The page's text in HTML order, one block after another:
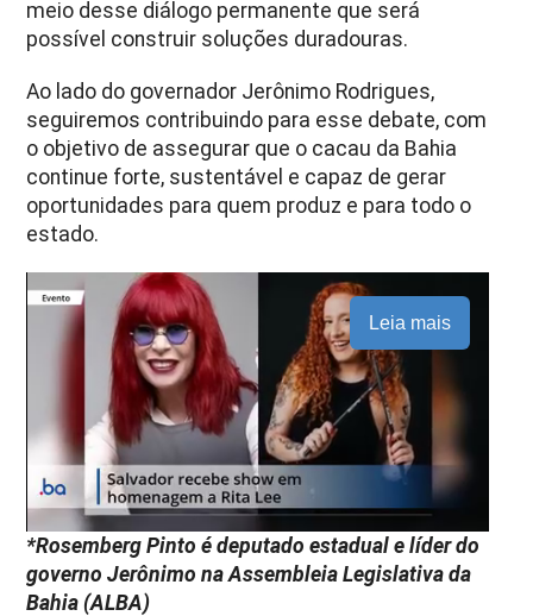
meio desse diálogo permanente que será
possível construir soluções duradouras.
Ao lado do governador Jerônimo Rodrigues,
seguiremos contribuindo para esse debate, com
o objetivo de assegurar que o cacau da Bahia
continue forte, sustentável e capaz de gerar
oportunidades para quem produz e para todo o
estado.
Leia mais
*Rosemberg Pinto é deputado estadual e líder do
governo Jerônimo na Assembleia Legislativa da
Bahia (ALBA)